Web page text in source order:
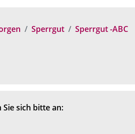
Sperrgut
Sperrgut -ABC
Sie sich bitte an: